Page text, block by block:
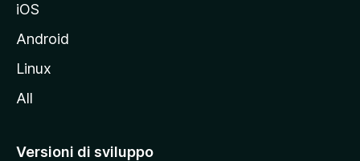
e
l
t
M
iOS
Android
Linux
All
Versioni di sviluppo